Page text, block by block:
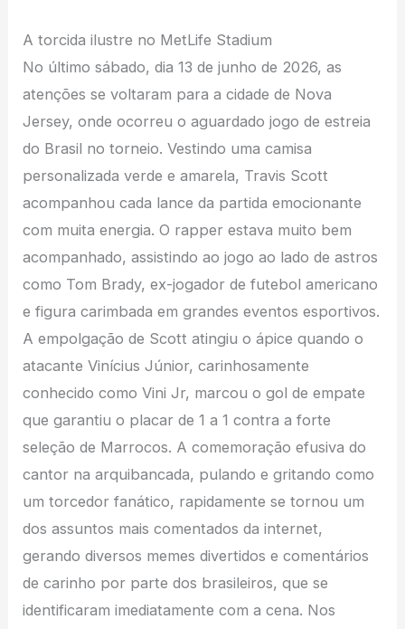
A torcida ilustre no MetLife Stadium
No último sábado, dia 13 de junho de 2026, as
atenções se voltaram para a cidade de Nova
Jersey, onde ocorreu o aguardado jogo de estreia
do Brasil no torneio. Vestindo uma camisa
personalizada verde e amarela, Travis Scott
acompanhou cada lance da partida emocionante
com muita energia. O rapper estava muito bem
acompanhado, assistindo ao jogo ao lado de astros
como Tom Brady, ex-jogador de futebol americano
e figura carimbada em grandes eventos esportivos.
A empolgação de Scott atingiu o ápice quando o
atacante Vinícius Júnior, carinhosamente
conhecido como Vini Jr, marcou o gol de empate
que garantiu o placar de 1 a 1 contra a forte
seleção de Marrocos. A comemoração efusiva do
cantor na arquibancada, pulando e gritando como
um torcedor fanático, rapidamente se tornou um
dos assuntos mais comentados da internet,
gerando diversos memes divertidos e comentários
de carinho por parte dos brasileiros, que se
identificaram imediatamente com a cena. Nos